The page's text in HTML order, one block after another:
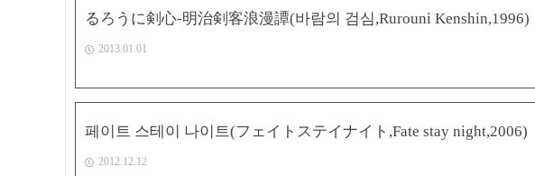
るろうに剣心-明治剣客浪漫譚(바람의 검심,Rurouni Kenshin,1996)
2013.01.01
페이트 스테이 나이트(フェイトステイナイト,Fate stay night,2006)
2012.12.12